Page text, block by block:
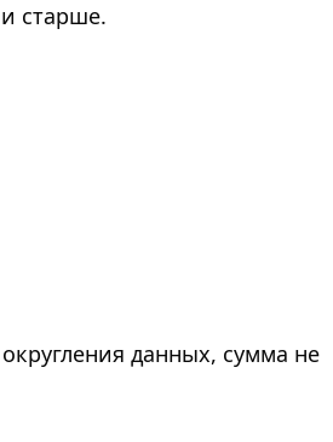
старше.
данных, сумма не